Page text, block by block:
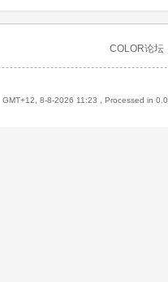
COLOR论坛
GMT+12, 8-8-2026 11:23 , Processed in